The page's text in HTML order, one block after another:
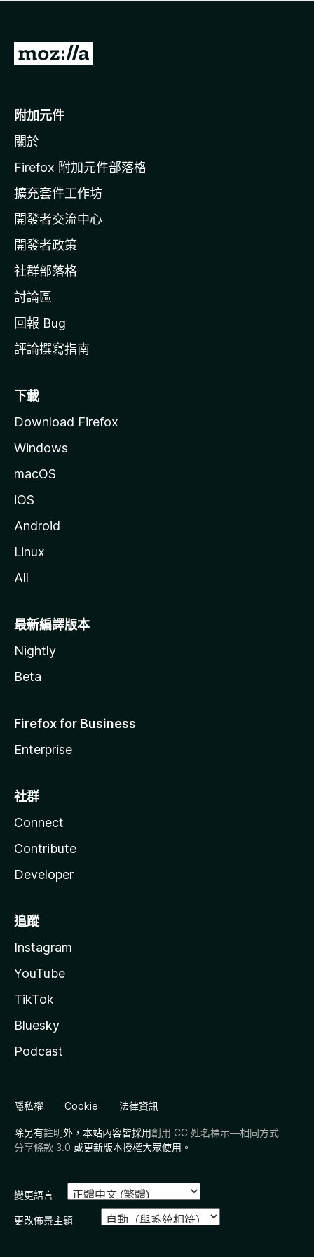
有
前
o
i
l
a
官
網
附加元件
關於
Firefox 附加元件部落格
擴充套件工作坊
開發者交流中心
開發者政策
社群部落格
討論區
回報 Bug
評論撰寫指南
下載
Download Firefox
Windows
macOS
iOS
Android
Linux
All
最新編譯版本
Nightly
Beta
Firefox for Business
Enterprise
社群
Connect
Contribute
Developer
追蹤
Instagram
YouTube
TikTok
Bluesky
Podcast
隱私權 Cookie 法律資訊
除另有註明外，本站內容皆採用創用 CC 姓名標示—相同方式
分享條款 3.0 或更新版本授權大眾使用。
變更語言
更改佈景主題